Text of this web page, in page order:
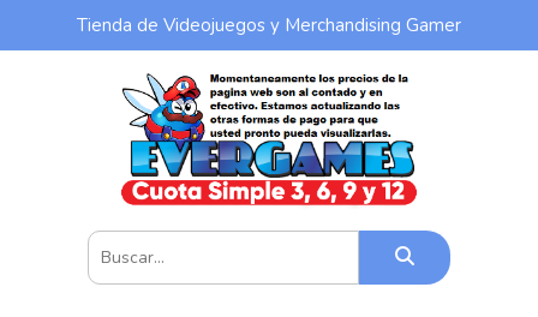
Tienda de Videojuegos y Merchandising Gamer